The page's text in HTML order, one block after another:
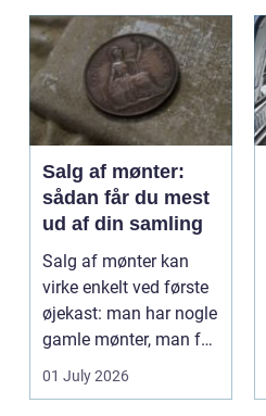
Salg af mønter:
sådan får du mest
ud af din samling
Salg af mønter kan
virke enkelt ved første
øjekast: man har nogle
gamle mønter, man får
dem vurderet...
01 July 2026